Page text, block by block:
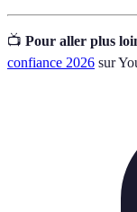
📺 Pour aller plus
confiance 2026 sur